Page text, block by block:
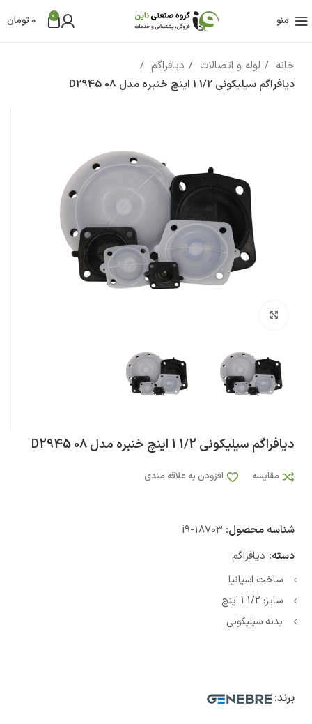
منو 0
0 تومان
خانه لوله و اتصالات
دیافراگم
دیافراگم سیلیکونی 1/2 1 اینچ خنبره مدل D2945 08
دیافراگم سیلیکونی 1/2 1 اینچ خنبره مدل D2945 08
مقایسه افزودن به علاقه مندی
شناسه محصول: i9-18703
دسته: دیافراگم
ساخت اسپانیا
سایز: 1/2 1 اینچ
بدنه سیلیکونی
برند: